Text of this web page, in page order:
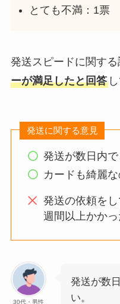
とても不満：1票
発送スピードに関する
ーが満足したと回答し
発送に関する意見
発送が数日内
カードも綺麗
発送の依頼を
週間以上かかっ
30代・男性
発送が数
い。